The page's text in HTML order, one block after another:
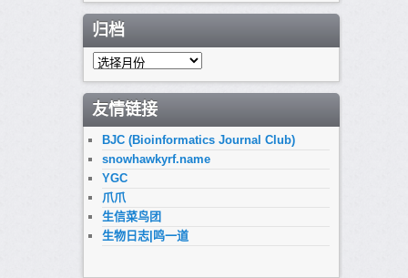
归档
归
友情链接
BJC (Bioinformatics Journal Club)
snowhawkyrf.name
YGC
爪爪
生信菜鸟团
生物日志|鸣一道